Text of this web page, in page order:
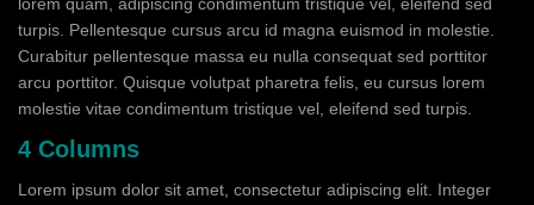
turpis. Pellentesque cursus arcu id magna euismod in molestie.
Curabitur pellentesque massa eu nulla consequat sed porttitor
arcu porttitor. Quisque volutpat pharetra felis, eu cursus lorem
molestie vitae condimentum tristique vel, eleifend sed turpis.
4 Columns
Lorem ipsum dolor sit amet, consectetur adipiscing elit. Integer